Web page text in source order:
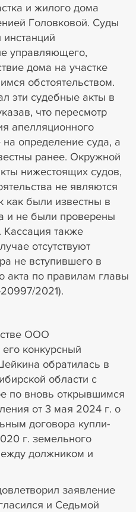
и жилого дома
Головковой. Суды
управляющего,
дома на участке
обстоятельством.
эти судебные акты в
что пересмотр
апелляционного
определение суда, а
ранее. Окружной
нижестоящих судов,
не являются
как были известны в
и не были проверены
Кассация также
отсутствуют
не вступившего в
акта по правилам главы
2021).
ООО
его конкурсный
обратилась в
области с
по вновь открывшимся
от 3 мая 2024 г. о
договора купли-
г. земельного
должником и
заявление
и Седьмой